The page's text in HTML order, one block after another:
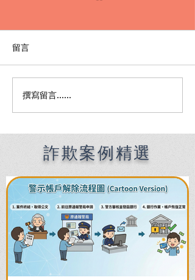
Premier English
Speaking Criminal
Filipinos in Taiwan:
Chien Sheng
International Law Firm
留言
撰寫留言......
詐欺案例精選